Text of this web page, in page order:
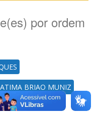
por ordem
BRIAO MUNIZ